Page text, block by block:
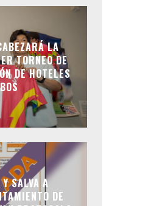
LA
TORNEO DE
DE HOTELES
SALVA A
DE